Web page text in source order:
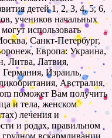
детей 1, 2, 3, 4, 5, 6,
учеников начальных
использовать
Санкт-Петербург,
Европа: Украина,
Литва, Латвия,
Израиль,
Австралия,
поможет Вам получить
и тела, женском
лечения и
и родах, правильном